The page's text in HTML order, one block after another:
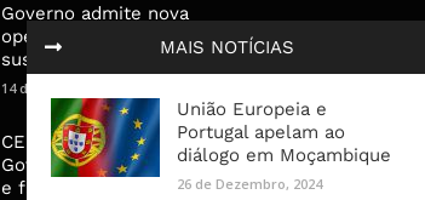
MAIS NOTÍCIAS
União Europeia e
Portugal apelam ao
diálogo em Moçambique
26 de Dezembro, 2024
Governo admite nova
operadora para a Mozal após
suspensão das operações
14 de Março, 2026
CEO do Standard Bank pede ao
Governo que “saia do caminho”
e facilite os negócios